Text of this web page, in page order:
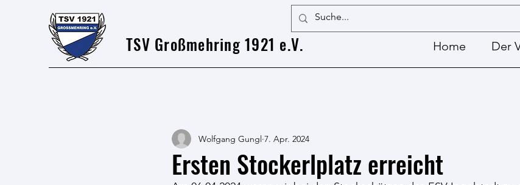
TSV Großmehring 1921 e.V. Home Der
Ersten Stockerlplatz erreicht
Wolfgang Gungl 7. Apr. 2024